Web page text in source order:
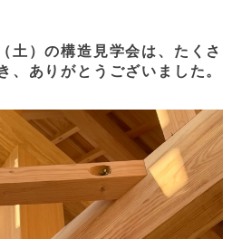
土）の構造見学会は、たくさ
、ありがとうございました。